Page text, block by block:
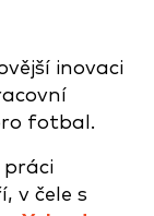
inovaci
fotbal.
práci
v čele s